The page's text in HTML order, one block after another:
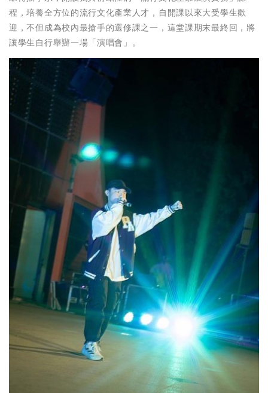
程，培養全方位的流行文化產業人才，自開課以來大受學生歡
迎，不但成為校內最搶手的選修課之一，這堂課期末最終回，將
讓學生自行舉辦一場「演唱會」。